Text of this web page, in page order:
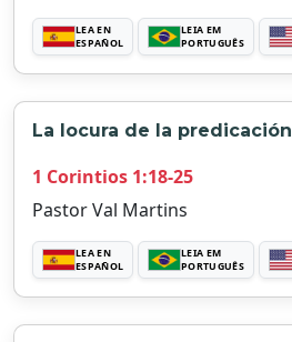
LEA EN
ESPAÑOL
LEIA EM
PORTUGUÊS
La locura de la predicación
1 Corintios 1:18-25
Pastor Val Martins
LEA EN
ESPAÑOL
LEIA EM
PORTUGUÊS